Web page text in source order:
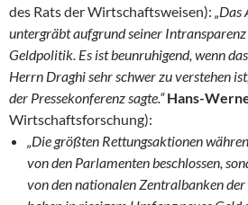
des Rats der Wirtschaftsweisen): „Das
untergräbt aufgrund seiner
Geldpolitik. Es ist beunruhigend, wenn
Herrn Draghi sehr schwer zu verstehen
der Pressekonferenz sagte.“ Hans-
Wirtschaftsforschung):
„Die größten Rettungsaktionen
von den Parlamenten beschlossen,
von den nationalen Zentralbanken